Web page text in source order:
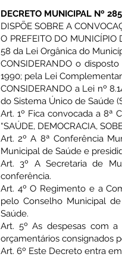
DECRETO MUNICIPAL Nº
DISPÕE SOBRE A
O PREFEITO DO
58 da Lei Orgânica do
CONSIDERANDO o
1990; pela Lei Complementar
CONSIDERANDO a Lei nº
do Sistema Único de Saúde
Art. 1º Fica convocada a 8ª
“SAÚDE, DEMOCRACIA,
Art. 2º A 8ª Conferência
Municipal de Saúde e
Art. 3º A Secretaria de
conferência.
Art. 4º O Regimento e a
pelo Conselho Municipal
Saúde.
Art. 5º As despesas com
orçamentários consignados
Art. 6º Este Decreto entra